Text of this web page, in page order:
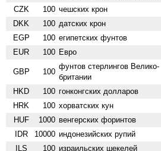
CZK 100 чешских крон
DKK 100 датских крон
EGP 100 египетских фунтов
EUR 100 Евро
GBP 100
фунтов стерлингов Велико­
британии
HKD 100 гонконгских долларов
HRK 100 хорватских кун
HUF 1000 венгерских форинтов
IDR 10000 индонезийских рупий
ILS 100 израильских шекелей